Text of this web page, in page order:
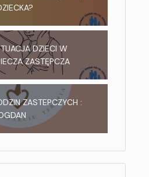
DZIECI W
ZASTĘPCZA
ZASTEPCZYCH :